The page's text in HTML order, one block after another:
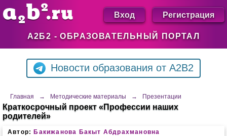
А2Б2 - ОБРАЗОВАТЕЛЬНЫЙ ПОРТАЛ
Вход Регистрация
Новости образования от A2B2
Главная → Методические материалы → Презентации
Краткосрочный проект «Профессии наших
родителей»
Автор: Бакижанова Бакыт Абдрахмановна